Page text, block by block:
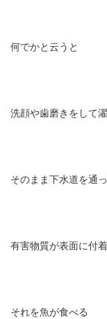
何でかと云うと
洗顔や歯磨きをして
そのまま下水道を通
有害物質が表面に付
それを魚が食べる